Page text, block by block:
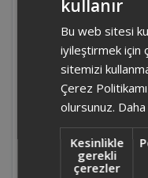
getirilebilir.
AR070 - Arzum
Vantilatörün
yapılmalıdır?
AR070 - Arzum
Vantilatörün
kullanır
Bu web sitesi
iyileştirmek için
sitemizi
Çerez
olursunuz. Daha
Kesinlikle
gerekli
çerezler